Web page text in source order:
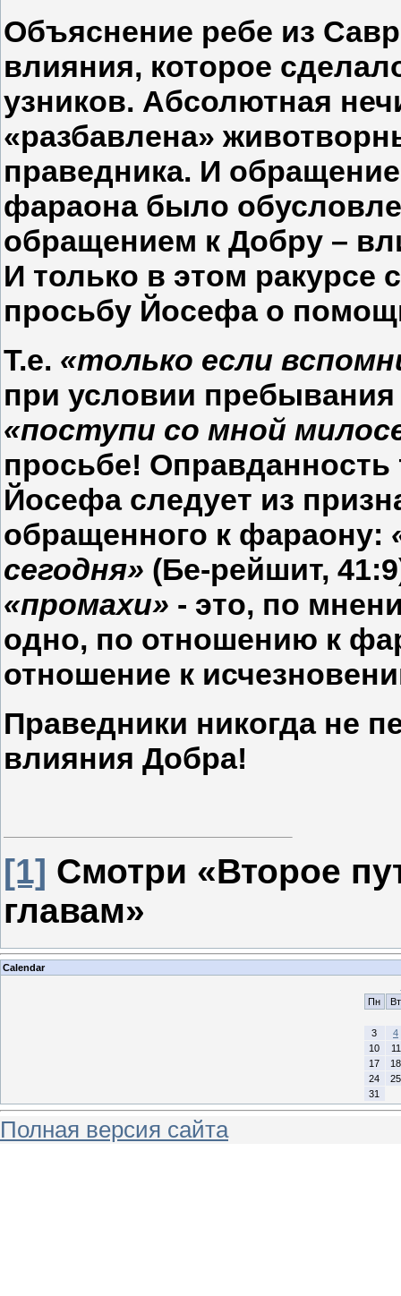
Объяснение ребе из
влияния, которое
узников. Абсолютная
«разбавлена»
праведника. И
фараона было
обращением к Добру –
И только в этом ракурсе
просьбу Йосефа о
Т.е. «только если
при условии
«поступи со мной
просьбе! Оправданность
Йосефа следует из
обращенного к фараону:
сегодня» (Бе-рейшит,
«промахи» - это, по
одно, по отношению к
отношение к
Праведники никогда не
влияния Добра!
[1] Смотри «Второе
главам»
Calendar
Пн
Вт
3
4
10
11
17
18
24
25
31
Полная версия сайта